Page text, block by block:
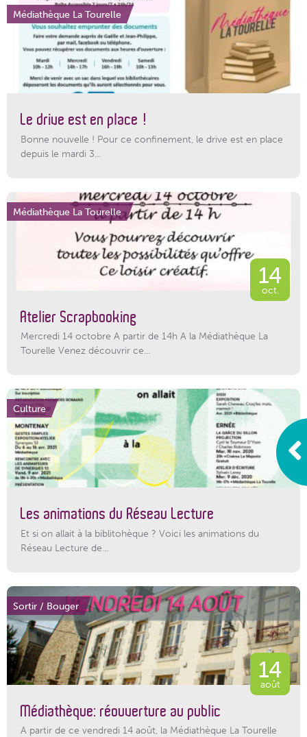
Médiathèque La Tourelle
Le drive est en place !
Bonne nouvelle ! Pour ce confinement, le drive est en place
depuis le mardi 3...
Médiathèque La Tourelle
14
oct.
Atelier Scrapbooking
Mercredi 14 octobre A partir de 14h A la Médiathèque La
Tourelle Venez découvrir ce...
Culture
Les animations du Réseau Lecture
Et si on allait à la biblitohèque ? Voici les animations du
Réseau Lecture de...
Sortir / Bouger
14
août
Médiathèque: réouverture au public
A partir de ce vendredi 14 août, la Médiathèque La Tourelle